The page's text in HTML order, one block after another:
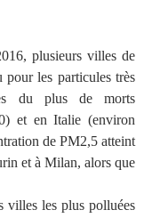
plusieurs villes de
pour les particules très
du plus de morts
et en Italie (environ
de PM2,5 atteint
et à Milan, alors que
villes les plus polluées